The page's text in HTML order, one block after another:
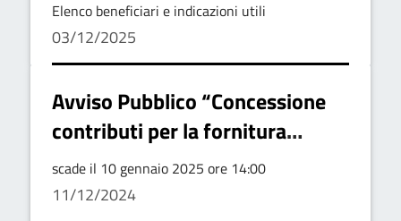
Elenco beneficiari e indicazioni utili
03/12/2025
Avviso Pubblico “Concessione
contributi per la fornitura
gratuita o semigratuita dei libri
di testo”
scade il 10 gennaio 2025 ore 14:00
11/12/2024